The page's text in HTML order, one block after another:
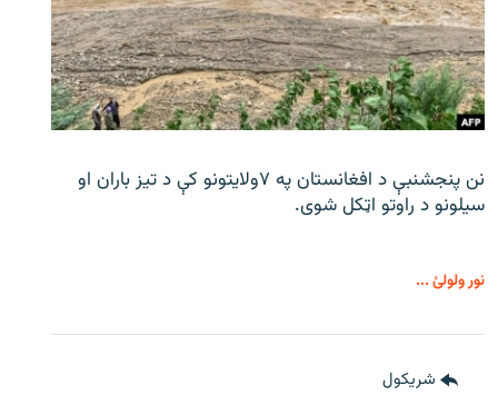
نن پنجشنبې د افغانستان په ۷ولایتونو کې د تیز باران او
سیلونو د راوتو اټکل شوی.
نور ولولئ ...
شريکول